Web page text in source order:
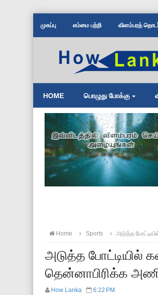
முகப்பு எம்மை பற்றி விளம்பரத்
HOME பொழுது போக்கு
Home Sports அடுத்த
அடுத்த போட்டியில்
தென்னாபிரிக்க
How Lanka 6:22 PM